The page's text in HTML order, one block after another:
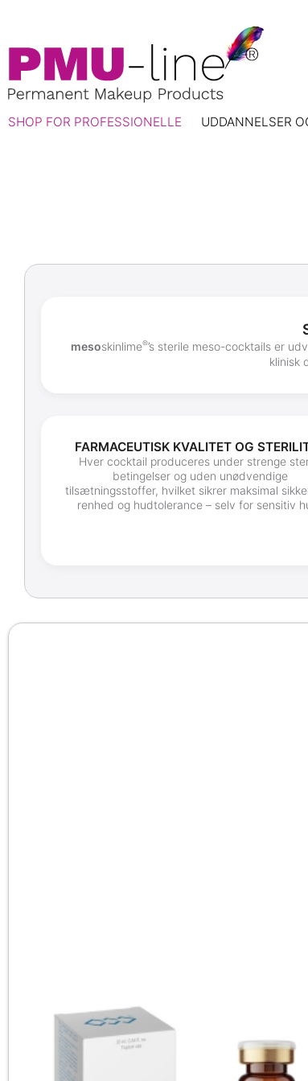
SHOP FOR PROFESSIONELLE UDDANNELSER
mesoskinlime®’s sterile meso-cocktails er
klinisk
FARMACEUTISK KVALITET OG
Hver cocktail produceres under strenge
betingelser og uden unødvendige
tilsætningsstoffer, hvilket sikrer maksimal
renhed og hudtolerance – selv for sensitiv